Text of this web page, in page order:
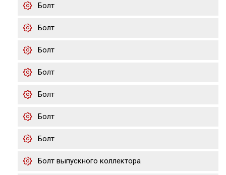
Болт
Болт
Болт
Болт
Болт
Болт
Болт
Болт выпускного коллектора